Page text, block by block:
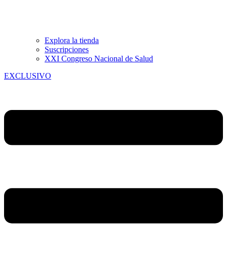
Explora la tienda
Suscripciones
XXI Congreso Nacional de Salud
EXCLUSIVO